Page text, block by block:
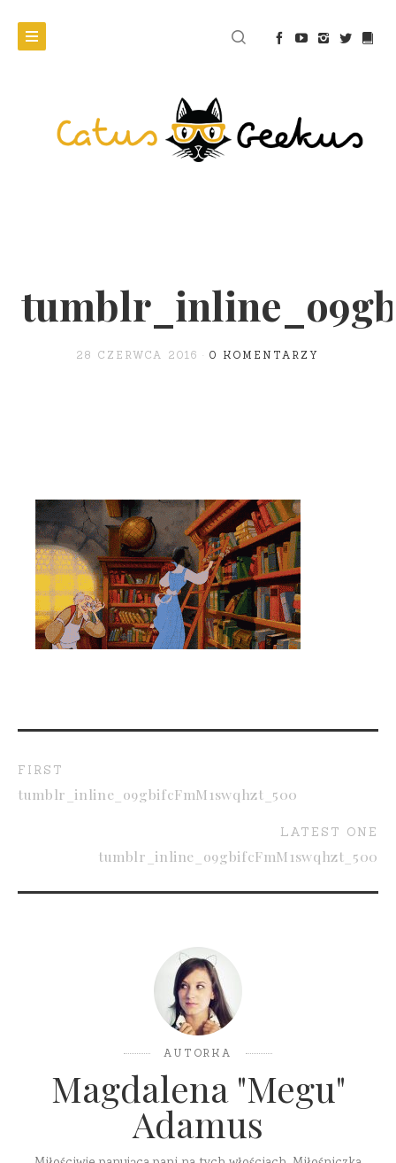
28 CZERWCA 2016 0 KOMENTARZY
FIRST
tumblr_inline_o9gbifcFmM1swqhzt_500
LATEST ONE
tumblr_inline_o9gbifcFmM1swqhzt_500
AUTORKA
Magdalena "Megu"
Adamus